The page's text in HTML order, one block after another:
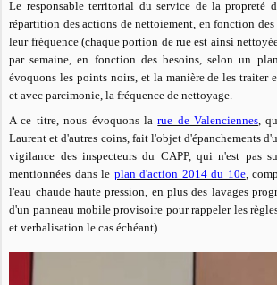
Le responsable territorial du service de la propreté
répartition des actions de nettoiement, en fonction
leur fréquence (chaque portion de rue est ainsi
par semaine, en fonction des besoins, selon un
évoquons les points noirs, et la manière de les traiter
et avec parcimonie, la fréquence de nettoyage.
A ce titre, nous évoquons larue de Valenciennes,
Laurent et d'autres coins, fait l'objet d'épanchements
vigilance des inspecteurs du CAPP, qui n'est pas
mentionnées dans le plan d'action 2014 du 10e,
l'eau chaude haute pression, en plus des lavages
d'un panneau mobile provisoire pour rappeler les
et verbalisation le cas échéant).